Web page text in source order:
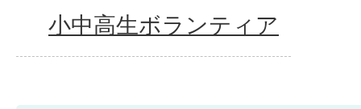
小中高生ボランティア